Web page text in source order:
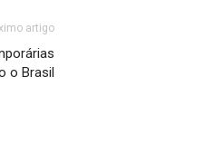
artigo
o Brasil